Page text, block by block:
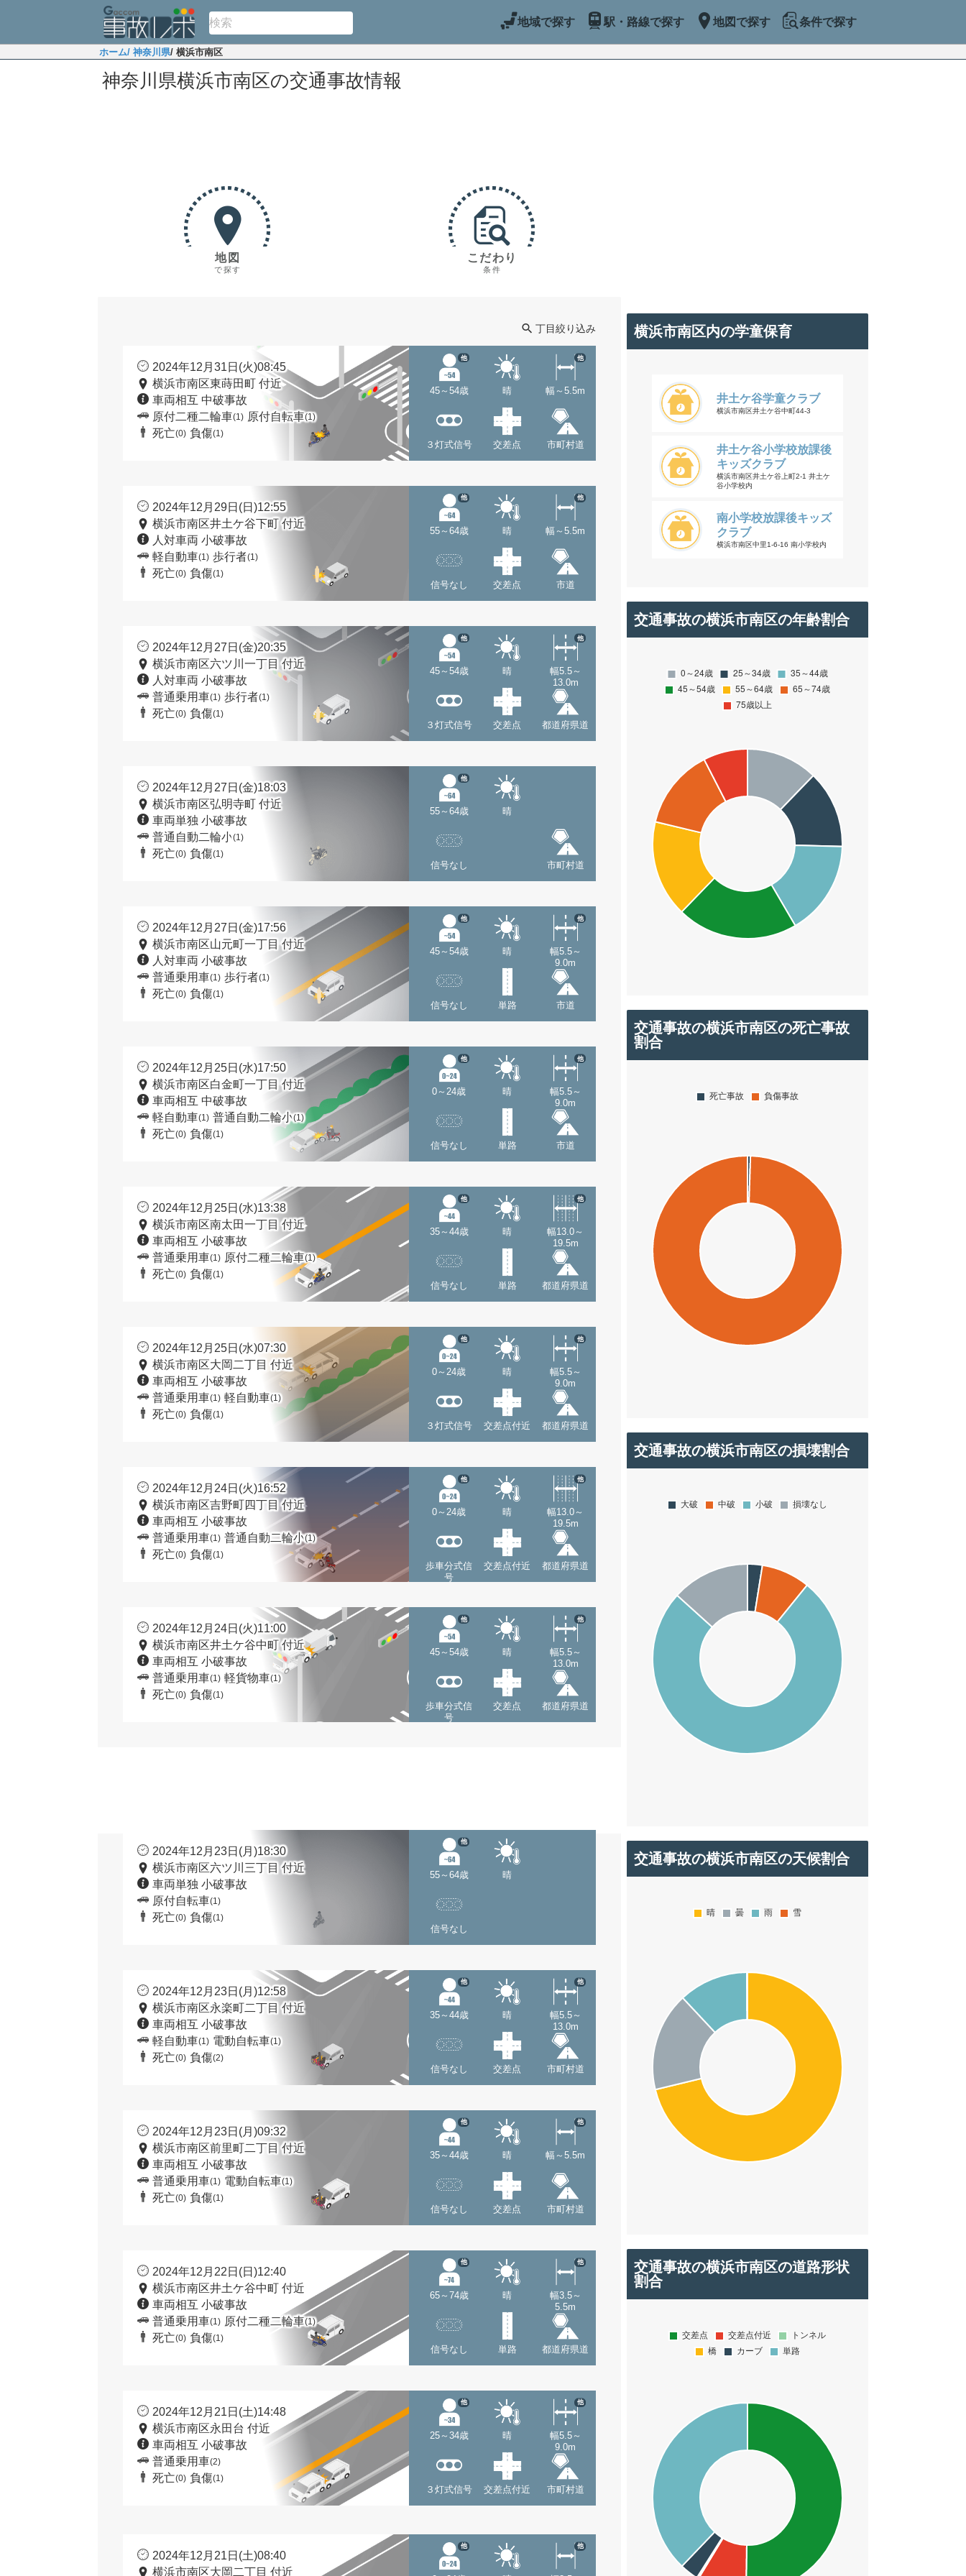
地域で探す 駅・路線で探す 地図で探す 条件で探す
ホーム/ 神奈川県/ 横浜市南区
神奈川県横浜市南区の交通事故情報
地図
で探す
こだわり
条件
丁目絞り込み
2024年12月31日(火)08:45
横浜市南区東蒔田町 付近
車両相互 中破事故
原付二種二輪車(1) 原付自転車(1)
死亡(0) 負傷(1)
45～54歳
他
晴 幅～5.5m
他
３灯式信号 交差点 市町村道
2024年12月29日(日)12:55
横浜市南区井土ケ谷下町 付近
人対車両 小破事故
軽自動車(1) 歩行者(1)
死亡(0) 負傷(1)
55～64歳
他
晴 幅～5.5m
他
信号なし 交差点 市道
2024年12月27日(金)20:35
横浜市南区六ツ川一丁目 付近
人対車両 小破事故
普通乗用車(1) 歩行者(1)
死亡(0) 負傷(1)
45～54歳
他
晴
幅5.5～
13.0m
他
３灯式信号 交差点 都道府県道
2024年12月27日(金)18:03
横浜市南区弘明寺町 付近
車両単独 小破事故
普通自動二輪小(1)
死亡(0) 負傷(1)
55～64歳
他
晴
信号なし 市町村道
2024年12月27日(金)17:56
横浜市南区山元町一丁目 付近
人対車両 小破事故
普通乗用車(1) 歩行者(1)
死亡(0) 負傷(1)
45～54歳
他
晴
幅5.5～
9.0m
他
信号なし 単路 市道
2024年12月25日(水)17:50
横浜市南区白金町一丁目 付近
車両相互 中破事故
軽自動車(1) 普通自動二輪小(1)
死亡(0) 負傷(1)
0～24歳
他
晴
幅5.5～
9.0m
他
信号なし 単路 市道
2024年12月25日(水)13:38
横浜市南区南太田一丁目 付近
車両相互 小破事故
普通乗用車(1) 原付二種二輪車(1)
死亡(0) 負傷(1)
35～44歳
他
晴
幅13.0～
19.5m
他
信号なし 単路 都道府県道
2024年12月25日(水)07:30
横浜市南区大岡二丁目 付近
車両相互 小破事故
普通乗用車(1) 軽自動車(1)
死亡(0) 負傷(1)
0～24歳
他
晴
幅5.5～
9.0m
他
３灯式信号 交差点付近 都道府県道
2024年12月24日(火)16:52
横浜市南区吉野町四丁目 付近
車両相互 小破事故
普通乗用車(1) 普通自動二輪小(1)
死亡(0) 負傷(1)
0～24歳
他
晴
幅13.0～
19.5m
他
歩車分式信
号
交差点付近 都道府県道
2024年12月24日(火)11:00
横浜市南区井土ケ谷中町 付近
車両相互 小破事故
普通乗用車(1) 軽貨物車(1)
死亡(0) 負傷(1)
45～54歳
他
晴
幅5.5～
13.0m
他
歩車分式信
号
交差点 都道府県道
2024年12月23日(月)18:30
横浜市南区六ツ川三丁目 付近
車両単独 小破事故
原付自転車(1)
死亡(0) 負傷(1)
55～64歳
他
晴
信号なし
2024年12月23日(月)12:58
横浜市南区永楽町二丁目 付近
車両相互 小破事故
軽自動車(1) 電動自転車(1)
死亡(0) 負傷(2)
35～44歳
他
晴
幅5.5～
13.0m
他
信号なし 交差点 市町村道
2024年12月23日(月)09:32
横浜市南区前里町二丁目 付近
車両相互 小破事故
普通乗用車(1) 電動自転車(1)
死亡(0) 負傷(1)
35～44歳
他
晴 幅～5.5m
他
信号なし 交差点 市町村道
2024年12月22日(日)12:40
横浜市南区井土ケ谷中町 付近
車両相互 小破事故
普通乗用車(1) 原付二種二輪車(1)
死亡(0) 負傷(1)
65～74歳
他
晴
幅3.5～
5.5m
他
信号なし 単路 都道府県道
2024年12月21日(土)14:48
横浜市南区永田台 付近
車両相互 小破事故
普通乗用車(2)
死亡(0) 負傷(1)
25～34歳
他
晴
幅5.5～
9.0m
他
３灯式信号 交差点付近 市町村道
2024年12月21日(土)08:40
横浜市南区大岡二丁目 付近
他 他
横浜市南区内の学童保育
井土ケ谷学童クラブ
横浜市南区井土ケ谷中町44-3
井土ケ谷小学校放課後
キッズクラブ
横浜市南区井土ケ谷上町2-1 井土ケ
谷小学校内
南小学校放課後キッズ
クラブ
横浜市南区中里1-6-16 南小学校内
交通事故の横浜市南区の年齢割合
交通事故の横浜市南区の死亡事故
割合
交通事故の横浜市南区の損壊割合
交通事故の横浜市南区の天候割合
交通事故の横浜市南区の道路形状
割合